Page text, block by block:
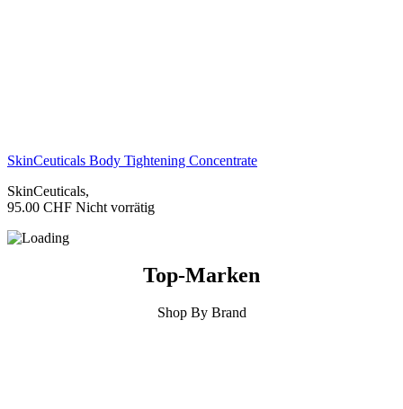
SkinCeuticals Body Tightening Concentrate
SkinCeuticals,
95.00 CHF Nicht vorrätig
Top-Marken
Shop By Brand